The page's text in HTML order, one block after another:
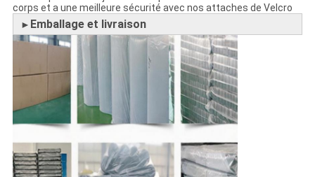
corps et a une meilleure sécurité avec nos attaches de Velcro
► Emballage et livraison